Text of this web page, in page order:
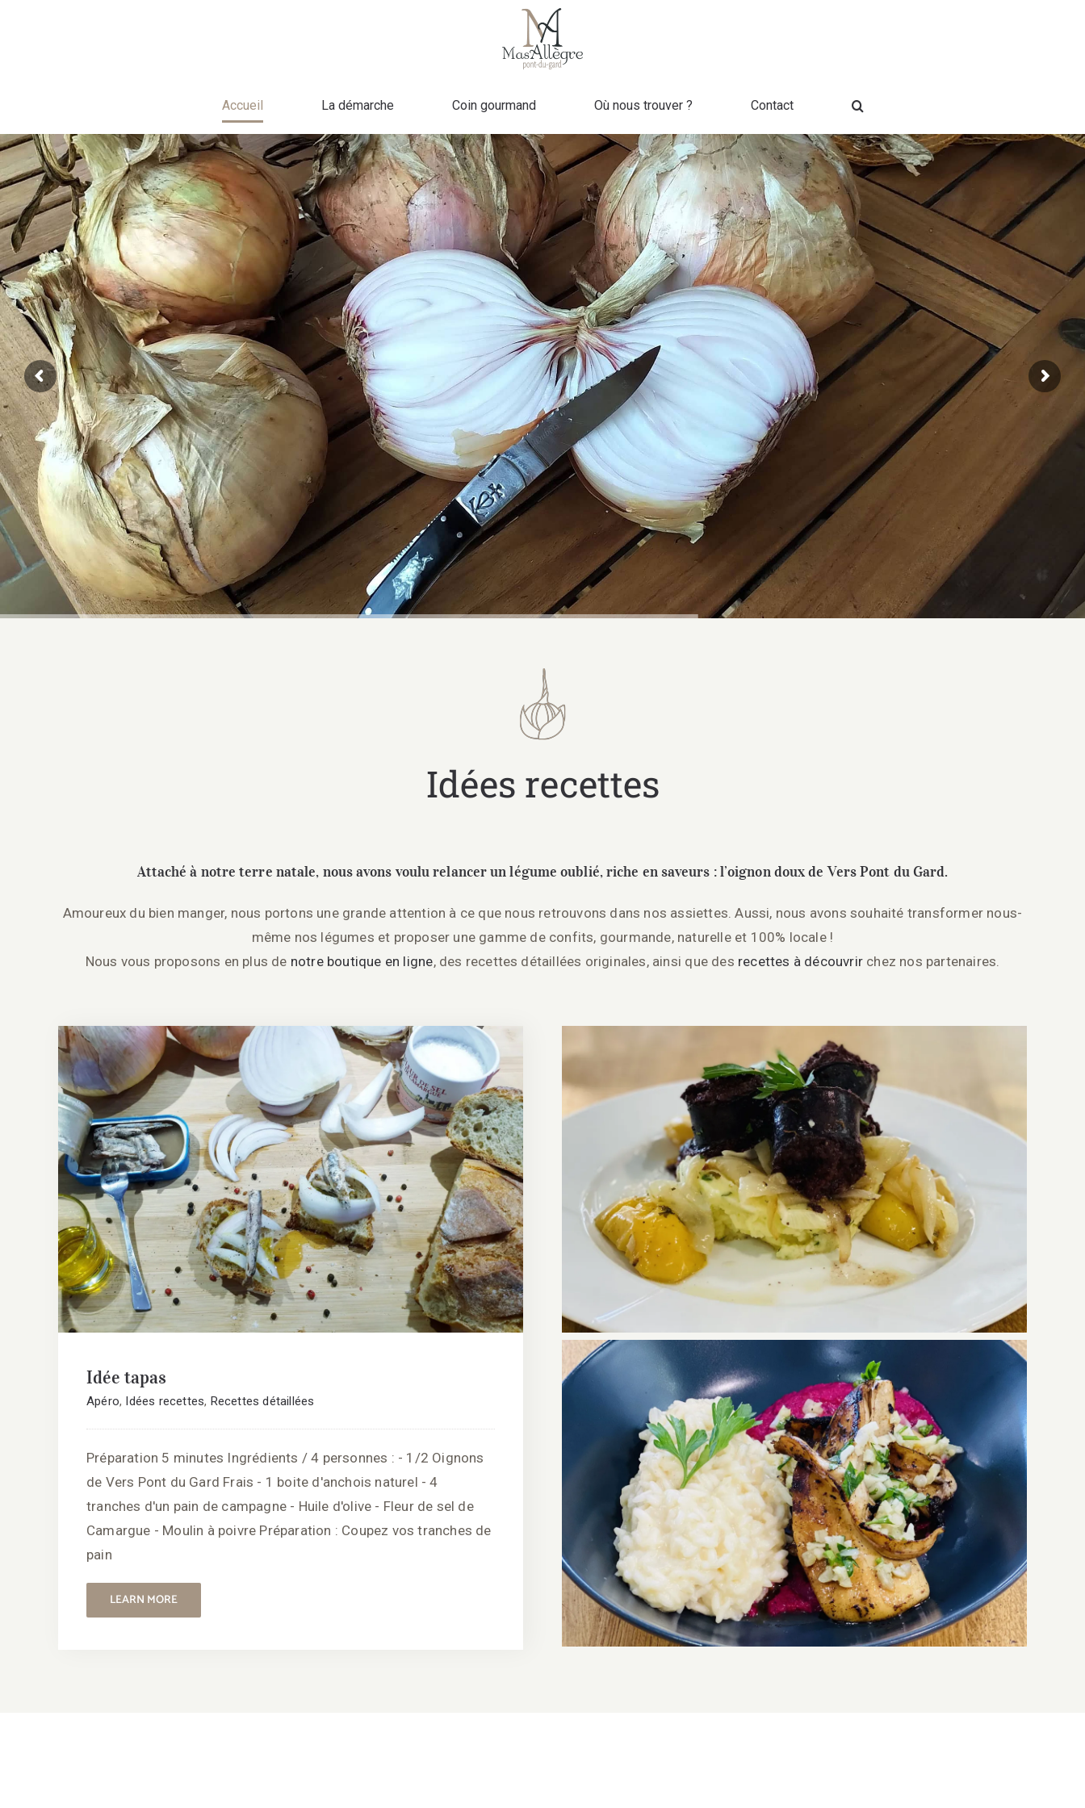
Accueil La démarche Coin gourmand Où nous trouver ? Contact
Idées recettes
Attaché à notre terre natale, nous avons voulu relancer un légume oublié, riche en saveurs : l’oignon doux de Vers Pont du Gard.
Amoureux du bien manger, nous portons une grande attention à ce que nous retrouvons dans nos assiettes. Aussi, nous avons souhaité transformer nous-
même nos légumes et proposer une gamme de confits, gourmande, naturelle et 100% locale !
Nous vous proposons en plus de notre boutique en ligne, des recettes détaillées originales, ainsi que des recettes à découvrirchez nos partenaires.
Idée tapas
Idée tapas
Apéro, Idées recettes, Recettes détaillées
Préparation 5 minutes Ingrédients / 4 personnes : - 1/2 Oignons
de Vers Pont du Gard Frais - 1 boite d'anchois naturel - 4
tranches d'un pain de campagne - Huile d'olive - Fleur de sel de
Camargue - Moulin à poivre Préparation : Coupez vos tranches de
pain
LEARN MORE